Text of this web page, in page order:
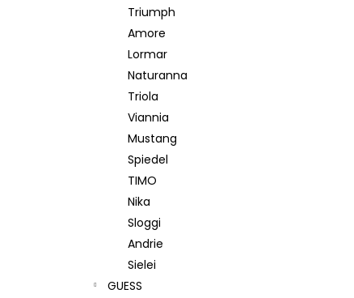
Triumph
Amore
Lormar
Naturanna
Triola
Viannia
Mustang
Spiedel
TIMO
Nika
Sloggi
Andrie
Sielei
GUESS